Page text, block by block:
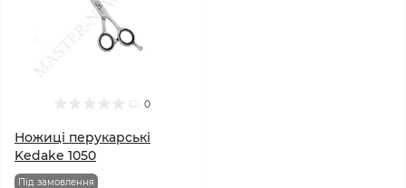
0
Ножиці перукарські
Kedake 1050
Під замовлення